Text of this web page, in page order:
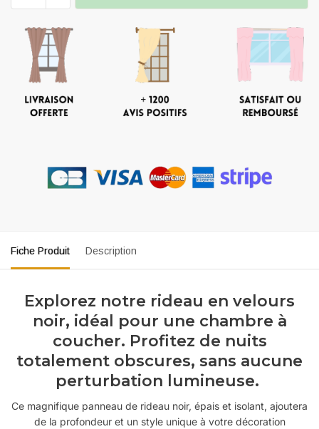
Fiche Produit Description
Explorez notre rideau en velours
noir, idéal pour une chambre à
coucher. Profitez de nuits
totalement obscures, sans aucune
perturbation lumineuse.
Ce magnifique panneau de rideau noir, épais et isolant, ajoutera
de la profondeur et un style unique à votre décoration